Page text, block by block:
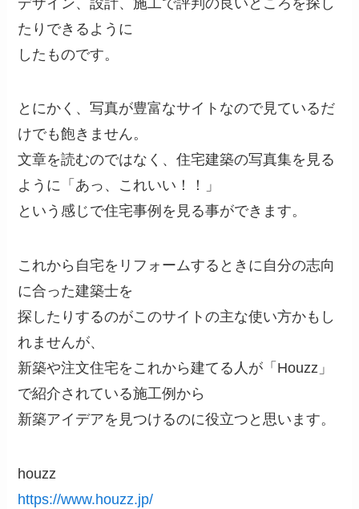
たりできるように
したものです。
とにかく、写真が豊富なサイトなので見ているだ
けでも飽きません。
文章を読むのではなく、住宅建築の写真集を見る
ように「あっ、これいい！！」
という感じで住宅事例を見る事ができます。
これから自宅をリフォームするときに自分の志向
に合った建築士を
探したりするのがこのサイトの主な使い方かもし
れませんが、
新築や注文住宅をこれから建てる人が「Houzz」
で紹介されている施工例から
新築アイデアを見つけるのに役立つと思います。
houzz
https://www.houzz.jp/